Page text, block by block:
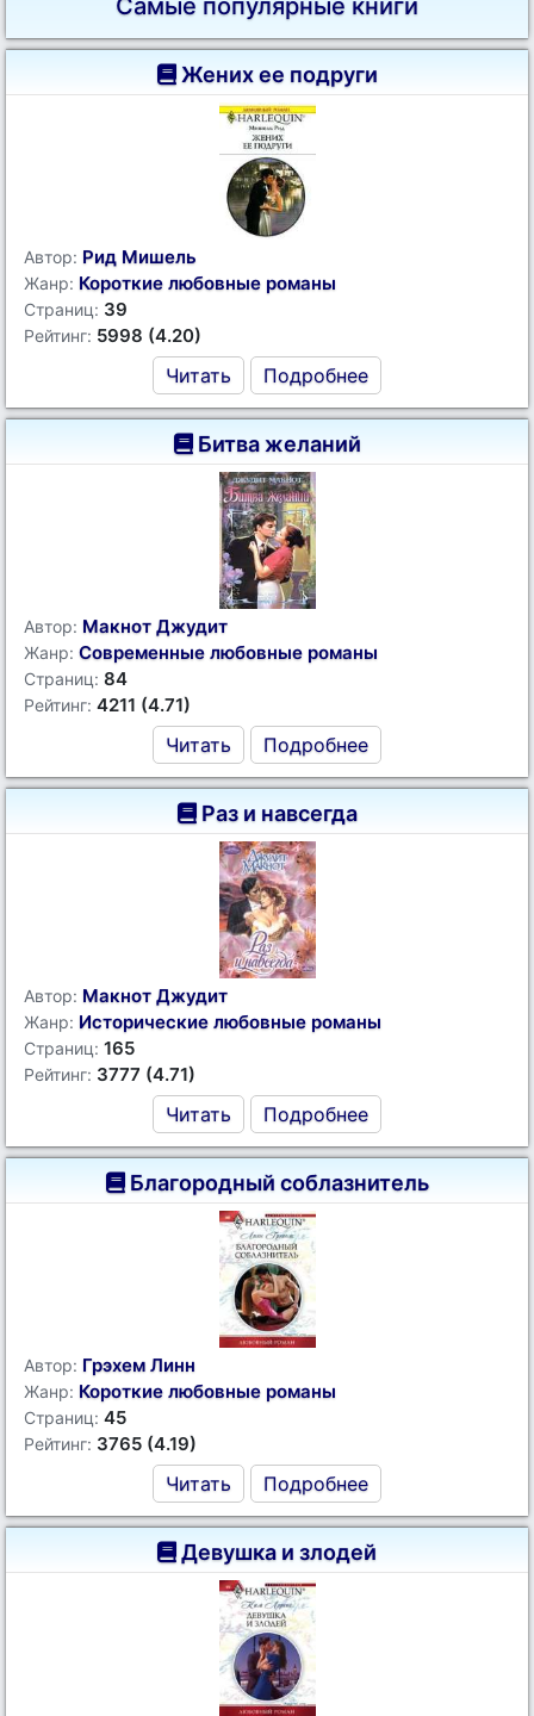
Самые популярные книги
Жених ее подруги
Автор: Рид Мишель
Жанр: Короткие любовные романы
Страниц: 39
Рейтинг: 5998 (4.20)
Читать Подробнее
Битва желаний
Автор: Макнот Джудит
Жанр: Современные любовные романы
Страниц: 84
Рейтинг: 4211 (4.71)
Читать Подробнее
Раз и навсегда
Автор: Макнот Джудит
Жанр: Исторические любовные романы
Страниц: 165
Рейтинг: 3777 (4.71)
Читать Подробнее
Благородный соблазнитель
Автор: Грэхем Линн
Жанр: Короткие любовные романы
Страниц: 45
Рейтинг: 3765 (4.19)
Читать Подробнее
Девушка и злодей